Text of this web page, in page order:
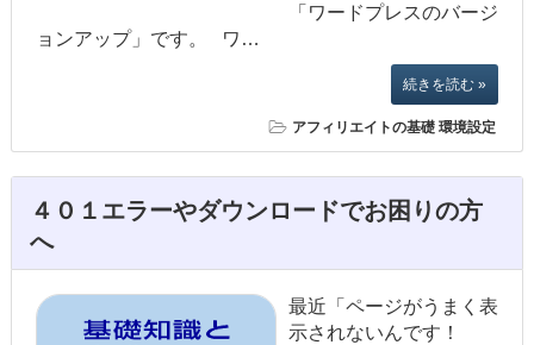
「ワードプレスのバージ
ョンアップ」です。 ワ…
続きを読む »
アフィリエイトの基礎 環境設定
４０１エラーやダウンロードでお困りの方
へ
最近「ページがうまく表
示されないんです！